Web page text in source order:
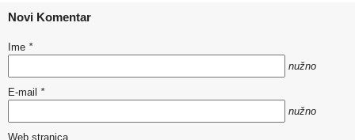
Novi Komentar
Ime *
nužno
E-mail *
nužno
Web stranica